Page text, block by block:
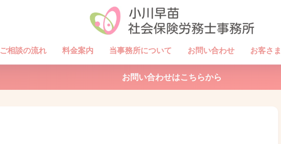
ご相談の流れ 料金案内 当事務所について お問い合わせ お客さ
お問い合わせはこちらから